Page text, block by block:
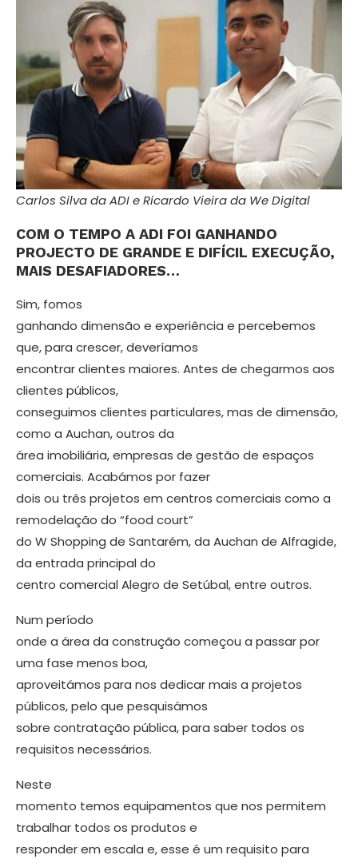
Carlos Silva da ADI e Ricardo Vieira da We Digital
COM O TEMPO A ADI FOI GANHANDO
PROJECTO DE GRANDE E DIFÍCIL EXECUÇÃO,
MAIS DESAFIADORES…
Sim, fomos
ganhando dimensão e expe­riência e percebemos
que, para crescer, deveríamos
encontrar clientes maiores. Antes de chegarmos aos
clientes públi­cos,
conseguimos clientes particulares, mas de dimensão,
como a Auchan, ou­tros da
área imobiliária, empresas de gestão de espaços
comerciais. Acabámos por fazer
dois ou três projetos em cen­tros comerciais como a
remodelação do “food court”
do W Shopping de Santa­rém, da Auchan de Alfragide,
da entra­da principal do
centro comercial Alegro de Setúbal, entre outros.
Num período
onde a área da cons­trução começou a passar por
uma fase menos boa,
aproveitámos para nos de­dicar mais a projetos
públicos, pelo que pesquisámos
sobre contratação pública, para saber todos os
requisitos necessários.
Neste
momento temos equipamentos que nos permitem
trabalhar todos os pro­dutos e
responder em escala e, esse é um requisito para